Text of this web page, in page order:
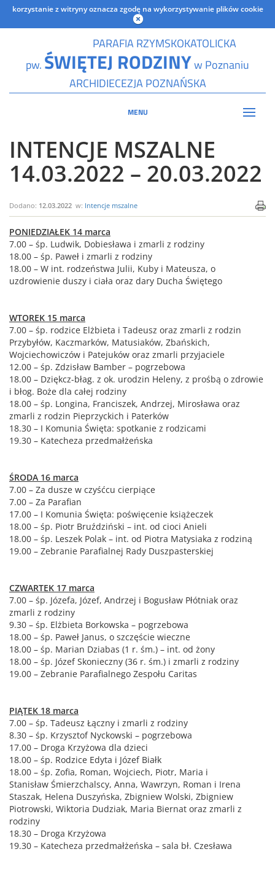
korzystanie z witryny oznacza zgodę na wykorzystywanie plików cookie
PARAFIA RZYMSKOKATOLICKA
pw. ŚWIĘTEJ RODZINYw Poznaniu
ARCHIDIECEZJA POZNAŃSKA
MENU
INTENCJE MSZALNE
14.03.2022 – 20.03.2022
Dodano: 12.03.2022 w: Intencje mszalne
PONIEDZIAŁEK 14 marca
7.00 – śp. Ludwik, Dobiesława i zmarli z rodziny
18.00 – śp. Paweł i zmarli z rodziny
18.00 – W int. rodzeństwa Julii, Kuby i Mateusza, o
uzdrowienie duszy i ciała oraz dary Ducha Świętego
WTOREK 15 marca
7.00 – śp. rodzice Elżbieta i Tadeusz oraz zmarli z rodzin
Przybyłów, Kaczmarków, Matusiaków, Zbańskich,
Wojciechowiczów i Patejuków oraz zmarli przyjaciele
12.00 – śp. Zdzisław Bamber – pogrzebowa
18.00 – Dziękcz-błag. z ok. urodzin Heleny, z prośbą o zdrowie
i błog. Boże dla całej rodziny
18.00 – śp. Longina, Franciszek, Andrzej, Mirosława oraz
zmarli z rodzin Pieprzyckich i Paterków
18.30 – I Komunia Święta: spotkanie z rodzicami
19.30 – Katecheza przedmałżeńska
ŚRODA 16 marca
7.00 – Za dusze w czyśćcu cierpiące
7.00 – Za Parafian
17.00 – I Komunia Święta: poświęcenie książeczek
18.00 – śp. Piotr Bruździński – int. od cioci Anieli
18.00 – śp. Leszek Polak – int. od Piotra Matysiaka z rodziną
19.00 – Zebranie Parafialnej Rady Duszpasterskiej
CZWARTEK 17 marca
7.00 – śp. Józefa, Józef, Andrzej i Bogusław Płótniak oraz
zmarli z rodziny
9.30 – śp. Elżbieta Borkowska – pogrzebowa
18.00 – śp. Paweł Janus, o szczęście wieczne
18.00 – śp. Marian Dziabas (1 r. śm.) – int. od żony
18.00 – śp. Józef Skonieczny (36 r. śm.) i zmarli z rodziny
19.00 – Zebranie Parafialnego Zespołu Caritas
PIĄTEK 18 marca
7.00 – śp. Tadeusz Łączny i zmarli z rodziny
8.30 – śp. Krzysztof Nyckowski – pogrzebowa
17.00 – Droga Krzyżowa dla dzieci
18.00 – śp. Rodzice Edyta i Józef Białk
18.00 – śp. Zofia, Roman, Wojciech, Piotr, Maria i
Stanisław Śmierzchalscy, Anna, Wawrzyn, Roman i Irena
Staszak, Helena Duszyńska, Zbigniew Wolski, Zbigniew
Piotrowski, Wiktoria Dudziak, Maria Biernat oraz zmarli z
rodziny
18.30 – Droga Krzyżowa
19.30 – Katecheza przedmałżeńska – sala bł. Czesława